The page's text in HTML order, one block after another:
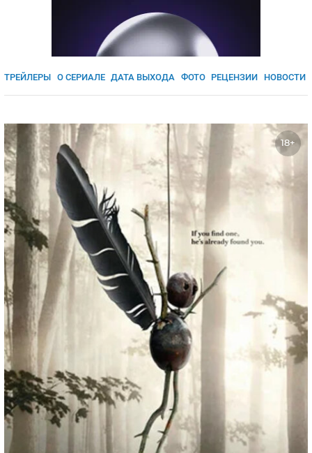
ГЕРМАНИЯ
ТРЕЙЛЕРЫ О СЕРИАЛЕ ДАТА ВЫХОДА ФОТО РЕЦЕНЗИИ НОВОСТИ
18+